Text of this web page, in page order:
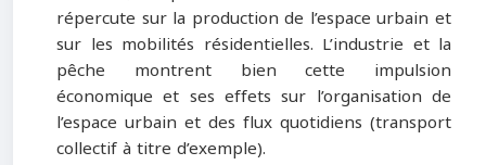
répercute sur la production de l’espace urbain et
sur les mobilités résidentielles. L’industrie et la
pêche montrent bien cette impulsion
économique et ses effets sur l’organisation de
l’espace urbain et des flux quotidiens (transport
collectif à titre d’exemple).